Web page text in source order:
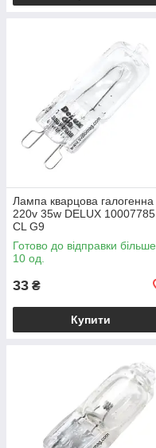
Лампа кварцова галогенна
220v 35w DELUX 10007785
CL G9
Готово до відправки більше
10 од.
33 ₴
Купити